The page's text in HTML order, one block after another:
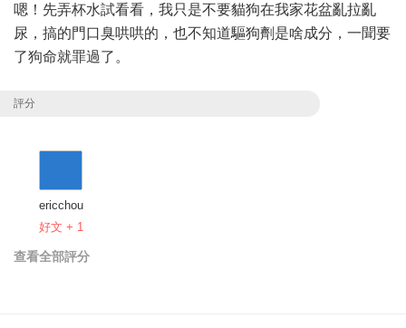
嗯！先弄杯水試看看，我只是不要貓狗在我家花盆亂拉亂
尿，搞的門口臭哄哄的，也不知道驅狗劑是啥成分，一聞要
了狗命就罪過了。
評分
ericchou
好文 + 1
查看全部評分